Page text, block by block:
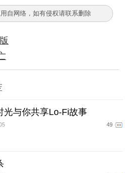
自网络，如有侵权请联系删除
光与你共享Lo-Fi故事
49